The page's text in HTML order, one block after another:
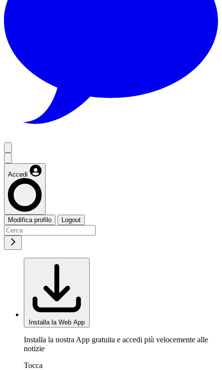
Accedi
Modifica profilo Logout
Installa la Web App
Installa la nostra App gratuita e accedi più velocemente alle
notizie
Tocca